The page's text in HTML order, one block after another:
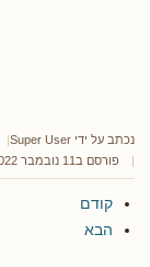
נכתב על ידי Super User
פורסם ב11 נובמבר 2022
קודם
הבא